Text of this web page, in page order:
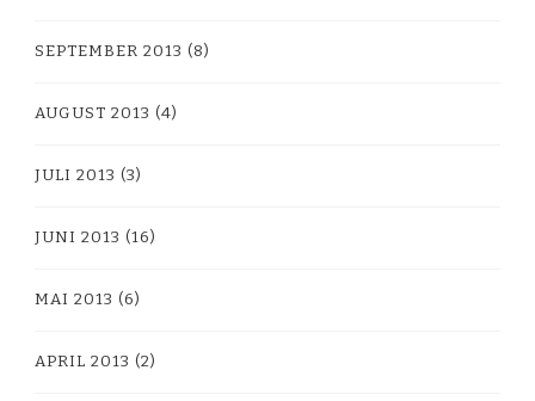
SEPTEMBER 2013 (8)
AUGUST 2013 (4)
JULI 2013 (3)
JUNI 2013 (16)
MAI 2013 (6)
APRIL 2013 (2)